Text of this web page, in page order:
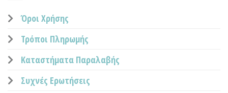
Όροι Χρήσης
Τρόποι Πληρωμής
Καταστήματα Παραλαβής
Συχνές Ερωτήσεις